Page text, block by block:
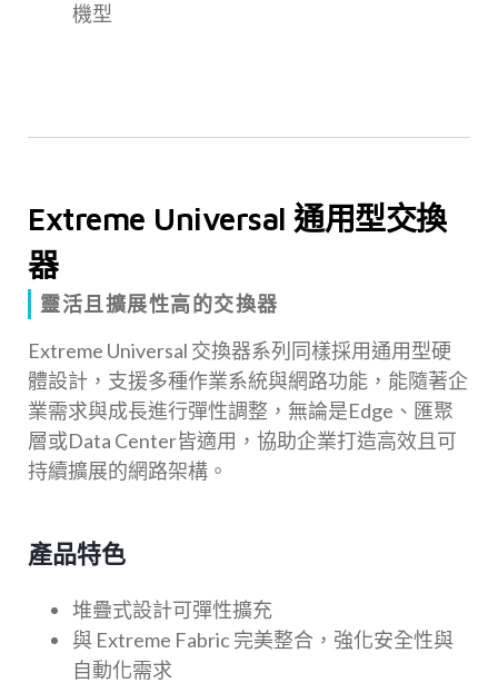
機型
Extreme Universal 通用型交換
器
靈活且擴展性高的交換器
Extreme Universal 交換器系列同樣採用通用型硬
體設計，支援多種作業系統與網路功能，能隨著企
業需求與成長進行彈性調整，無論是Edge、匯聚
層或Data Center皆適用，協助企業打造高效且可
持續擴展的網路架構。
產品特色
堆疊式設計可彈性擴充
與 Extreme Fabric 完美整合，強化安全性與
自動化需求